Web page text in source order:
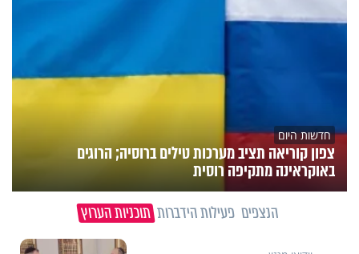
חדשות היום
צפון קוריאה תציב מערכות טילים ברוסיה; הרוגים
באוקראינה מתקיפה רוסית
הנצפים פעילות הידברות תוכניות הערוץ